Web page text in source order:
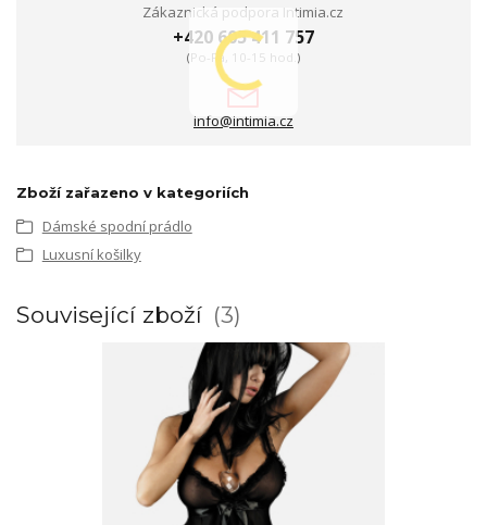
Zákaznická podpora Intimia.cz
+420 605 411 757
(Po-Pá, 10-15 hod.)
info@intimia.cz
Zboží zařazeno v kategoriích
Dámské spodní prádlo
Luxusní košilky
Související zboží 3